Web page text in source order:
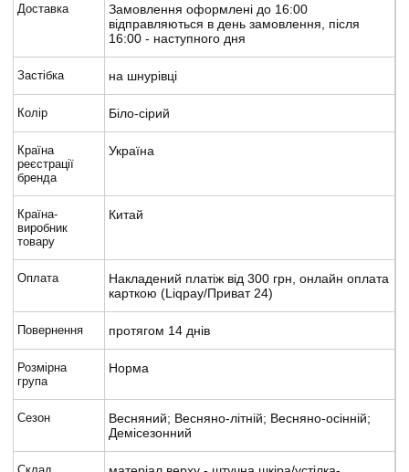
Доставка
Замовлення оформлені до 16:00
відправляються в день замовлення, після
16:00 - наступного дня
Застібка на шнурівці
Колір Біло-сірий
Країна
реєстрації
бренда
Україна
Країна-
виробник
товару
Китай
Оплата
Накладений платіж від 300 грн, онлайн оплата
карткою (Liqpay/Приват 24)
Повернення протягом 14 днів
Розмірна
група
Норма
Сезон
Весняний; Весняно-літній; Весняно-осінній;
Демісезонний